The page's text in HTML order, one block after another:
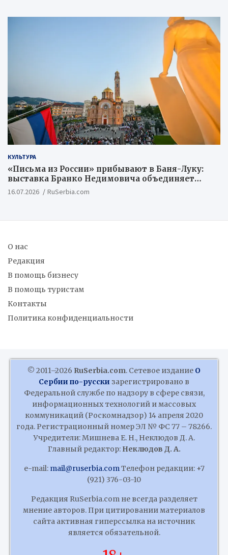
КУЛЬТУРА
«Письма из России» прибывают в Баня-Луку:
выставка Бранко Недимовича объединяет
шестерых художников из Российской
Федерации
16.07.2026 RuSerbia.com
О нас
Редакция
В помощь бизнесу
В помощь туристам
Контакты
Политика конфиденциальности
© 2011–2026 RuSerbia.com. Сетевое издание О
Сербии по-русски зарегистрировано в
Федеральной службе по надзору в сфере связи,
информационных технологий и массовых
коммуникаций (Роскомнадзор) 14 апреля 2020
года. Регистрационный номер ЭЛ № ФС 77 – 78266.
Учредители: Мишнева Е. Н., Неклюдов Д. А.
Главный редактор: Неклюдов Д. А.
e-mail: mail@ruserbia.comТелефон редакции: +7
(921) 376-03-10
Редакция RuSerbia.com не всегда разделяет
мнение авторов. При цитировании материалов
сайта активная гиперссылка на источник
является обязательной.